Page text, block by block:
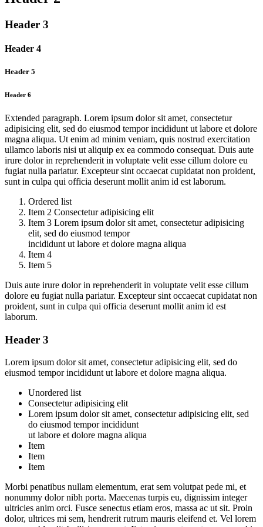
Header 3
Header 4
Header 5
Header 6
Extended paragraph. Lorem ipsum dolor sit amet, consectetur
adipisicing elit, sed do eiusmod tempor incididunt ut labore et dolore
magna aliqua. Ut enim ad minim veniam, quis nostrud exercitation
ullamco laboris nisi ut aliquip ex ea commodo consequat. Duis aute
irure dolor in reprehenderit in voluptate velit esse cillum dolore eu
fugiat nulla pariatur. Excepteur sint occaecat cupidatat non proident,
sunt in culpa qui officia deserunt mollit anim id est laborum.
Ordered list
Item 2 Consectetur adipisicing elit
Item 3 Lorem ipsum dolor sit amet, consectetur adipisicing
elit, sed do eiusmod tempor
incididunt ut labore et dolore magna aliqua
Item 4
Item 5
Duis aute irure dolor in reprehenderit in voluptate velit esse cillum
dolore eu fugiat nulla pariatur. Excepteur sint occaecat cupidatat non
proident, sunt in culpa qui officia deserunt mollit anim id est
laborum.
Header 3
Lorem ipsum dolor sit amet, consectetur adipisicing elit, sed do
eiusmod tempor incididunt ut labore et dolore magna aliqua.
Unordered list
Consectetur adipisicing elit
Lorem ipsum dolor sit amet, consectetur adipisicing elit, sed
do eiusmod tempor incididunt
ut labore et dolore magna aliqua
Item
Item
Item
Morbi penatibus nullam elementum, erat sem volutpat pede mi, et
nonummy dolor nibh porta. Maecenas turpis eu, dignissim integer
ultricies anim orci. Fusce senectus etiam eros, massa ac ut sit. Proin
dolor, ultrices mi sem, hendrerit rutrum mauris eleifend et. Vel lorem